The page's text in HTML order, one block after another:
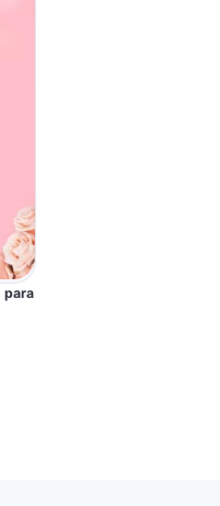
para